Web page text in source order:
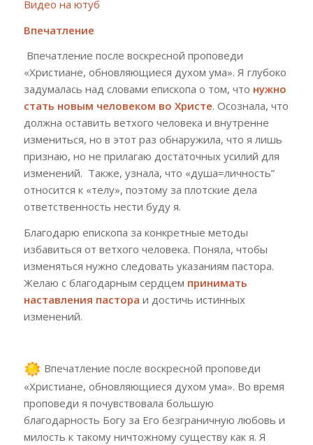
Видео на ютуб
Впечатление
Впечатление после воскресной проповеди
«Христиане, обновляющиеся духом ума». Я глубоко
задумалась над словами епископа о том, что нужно
стать новым человеком во Христе. Осознала, что
должна оставить ветхого человека и внутренне
измениться, но в этот раз обнаружила, что я лишь
признаю, но не прилагаю достаточных усилий для
изменений. Также, узнала, что «душа=личность”
относится к «телу», поэтому за плотские дела
ответственность нести буду я.
Благодарю епископа за конкретные методы
избавиться от ветхого человека. Поняла, чтобы
изменяться нужно следовать указаниям пастора.
Желаю с благодарным сердцем принимать
наставления пастора и достичь истинных
изменений.
Впечатление после воскресной проповеди
«Христиане, обновляющиеся духом ума». Во время
проповеди я почувствовала большую
благодарность Богу за Его безграничную любовь и
милость к такому ничтожному существу как я. Я